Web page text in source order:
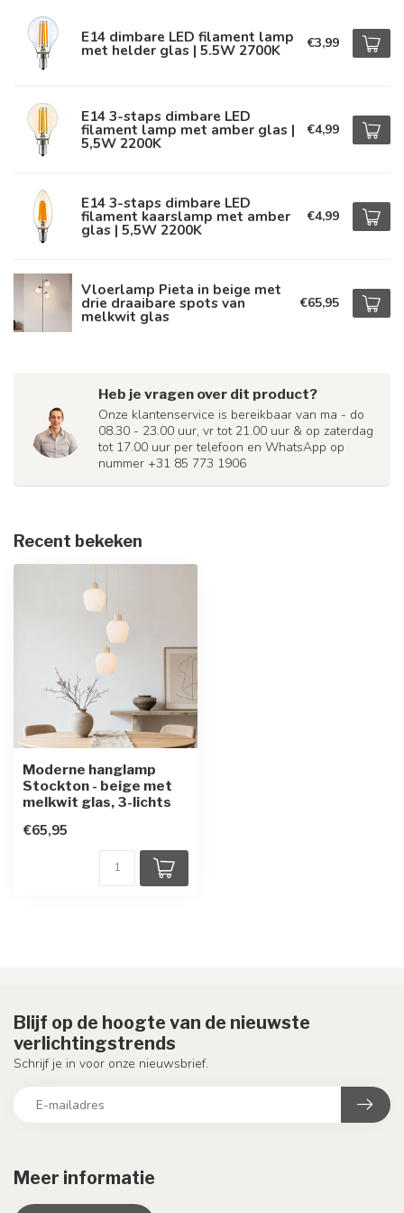
E14 dimbare LED filament lamp
met helder glas | 5.5W 2700K €3,99
E14 3-staps dimbare LED
filament lamp met amber glas |
5,5W 2200K
€4,99
E14 3-staps dimbare LED
filament kaarslamp met amber
glas | 5,5W 2200K
€4,99
Vloerlamp Pieta in beige met
drie draaibare spots van
melkwit glas
€65,95
Heb je vragen over dit product?
Onze klantenservice is bereikbaar van ma - do
08.30 - 23.00 uur, vr tot 21.00 uur & op zaterdag
tot 17.00 uur per telefoon en WhatsApp op
nummer +31 85 773 1906
Recent bekeken
Moderne hanglamp
Stockton - beige met
melkwit glas, 3-lichts
€65,95
Meer informatie
Blijf op de hoogte van de nieuwste
verlichtingstrends
Schrijf je in voor onze nieuwsbrief.